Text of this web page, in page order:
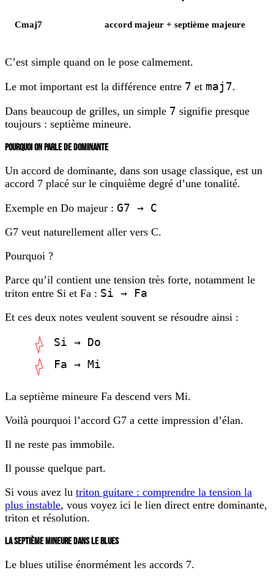
Cmaj7 accord majeur + septième majeure
C’est simple quand on le pose calmement.
Le mot important est la différence entre 7 et maj7.
Dans beaucoup de grilles, un simple 7 signifie presque
toujours : septième mineure.
POURQUOI ON PARLE DE DOMINANTE
Un accord de dominante, dans son usage classique, est un
accord 7 placé sur le cinquième degré d’une tonalité.
Exemple en Do majeur : G7 → C
G7 veut naturellement aller vers C.
Pourquoi ?
Parce qu’il contient une tension très forte, notamment le
triton entre Si et Fa : Si → Fa
Et ces deux notes veulent souvent se résoudre ainsi :
Si → Do
Fa → Mi
La septième mineure Fa descend vers Mi.
Voilà pourquoi l’accord G7 a cette impression d’élan.
Il ne reste pas immobile.
Il pousse quelque part.
Si vous avez lu triton guitare : comprendre la tension la
plus instable, vous voyez ici le lien direct entre dominante,
triton et résolution.
LA SEPTIÈME MINEURE DANS LE BLUES
Le blues utilise énormément les accords 7.